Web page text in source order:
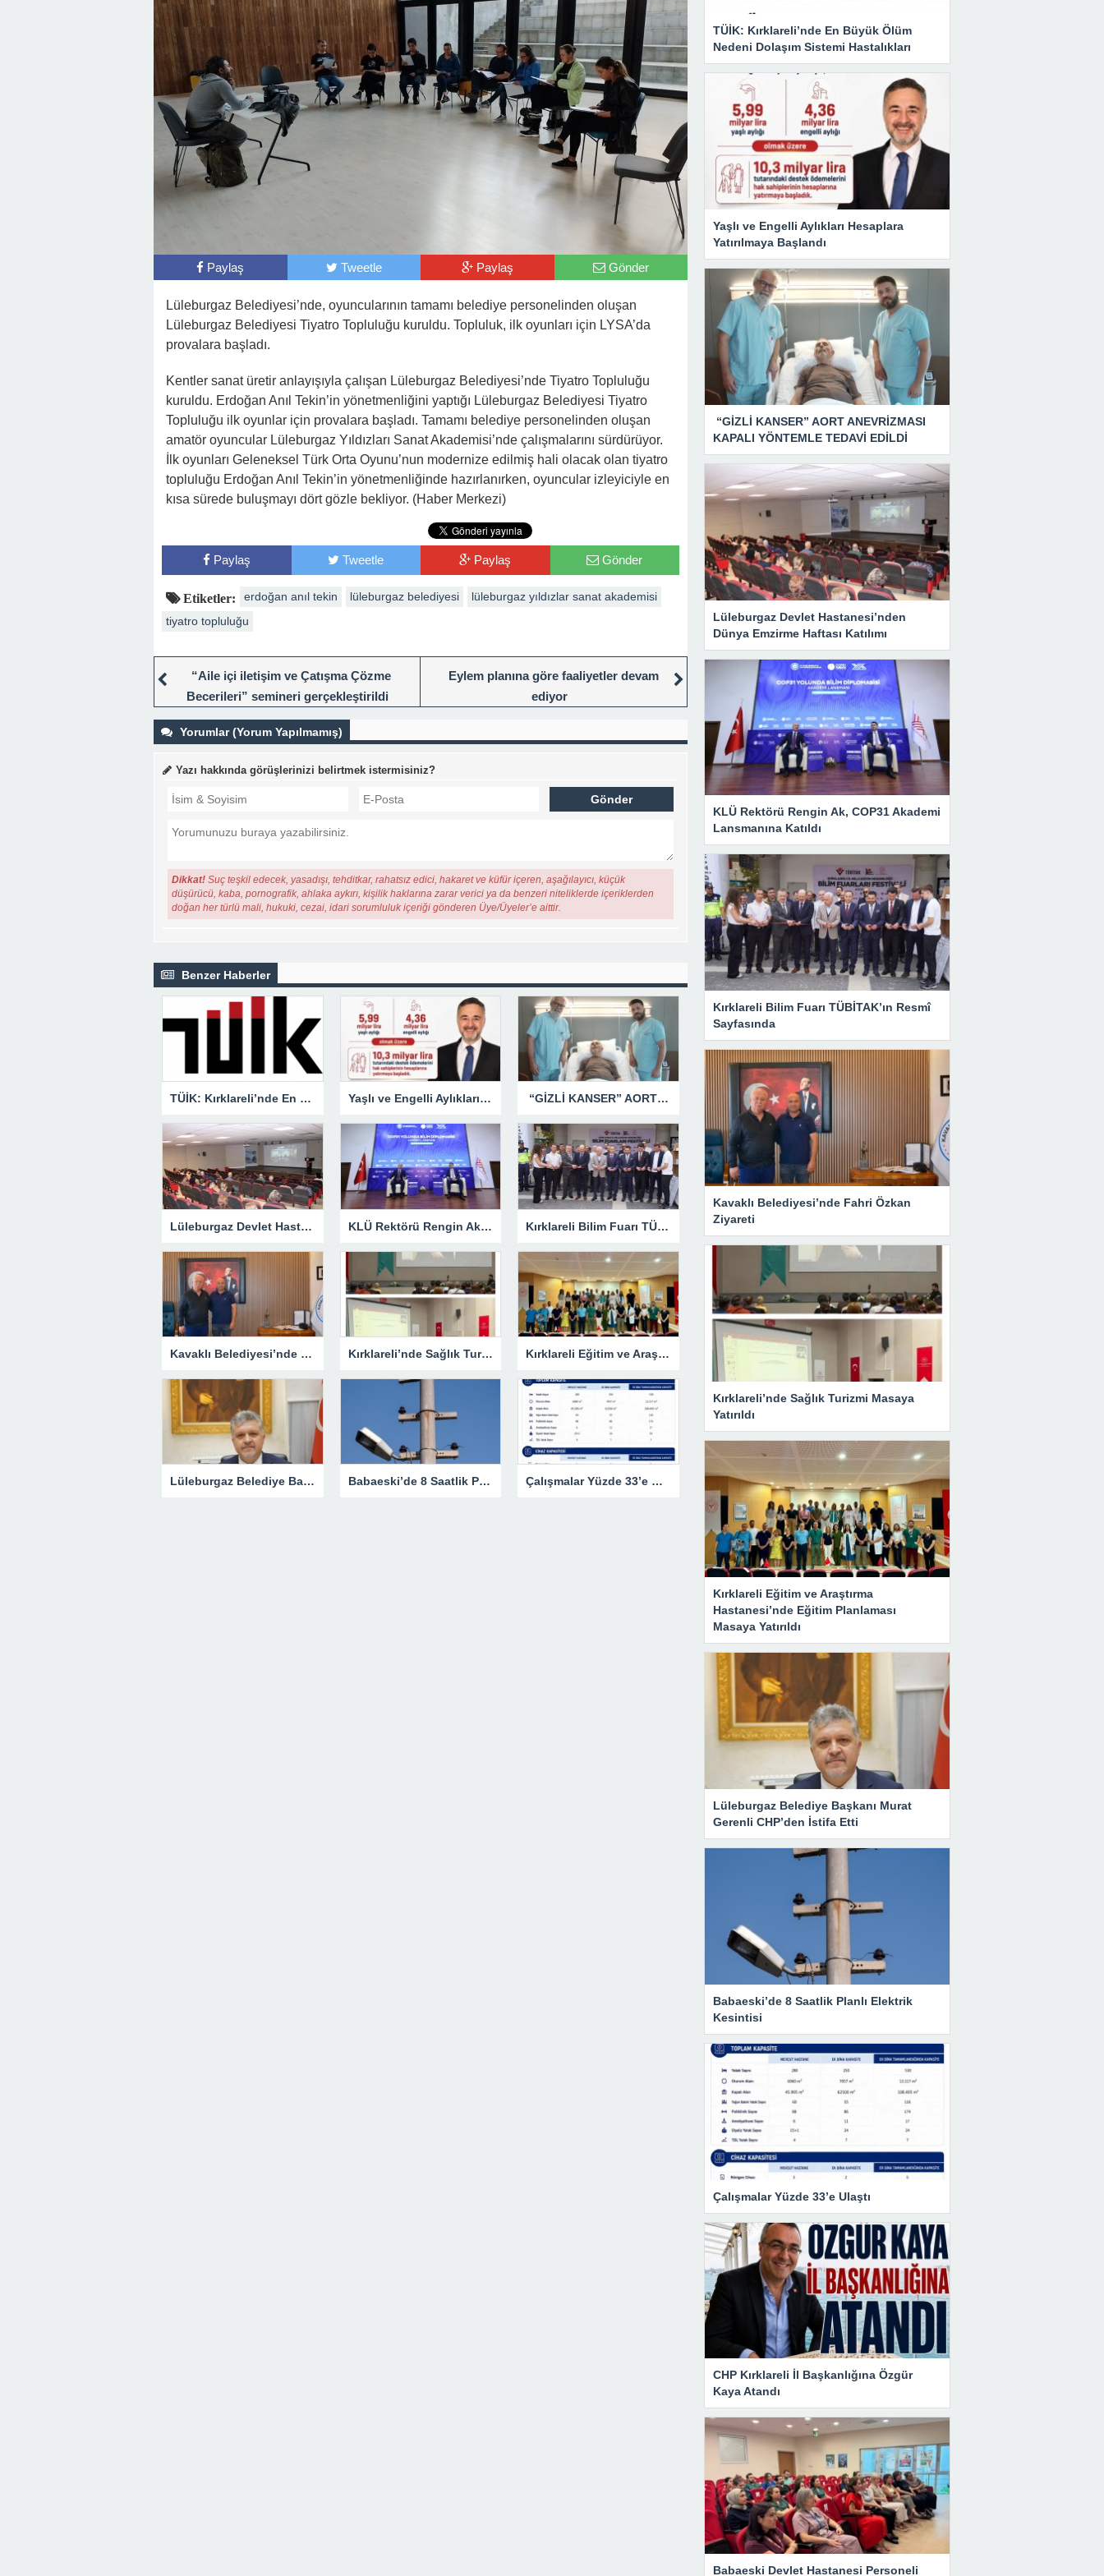
Paylaş Tweetle Paylaş Gönder
Lüleburgaz Belediyesi’nde, oyuncularının tamamı belediye personelinden oluşan
Lüleburgaz Belediyesi Tiyatro Topluluğu kuruldu. Topluluk, ilk oyunları için LYSA’da
provalara başladı.
Kentler sanat üretir anlayışıyla çalışan Lüleburgaz Belediyesi’nde Tiyatro Topluluğu
kuruldu. Erdoğan Anıl Tekin’in yönetmenliğini yaptığı Lüleburgaz Belediyesi Tiyatro
Topluluğu ilk oyunlar için provalara başladı. Tamamı belediye personelinden oluşan
amatör oyuncular Lüleburgaz Yıldızları Sanat Akademisi’nde çalışmalarını sürdürüyor.
İlk oyunları Geleneksel Türk Orta Oyunu’nun modernize edilmiş hali olacak olan tiyatro
topluluğu Erdoğan Anıl Tekin’in yönetmenliğinde hazırlanırken, oyuncular izleyiciyle en
kısa sürede buluşmayı dört gözle bekliyor. (Haber Merkezi)
Paylaş Tweetle Paylaş Gönder
Etiketler: erdoğan anıl tekin lüleburgaz belediyesi
lüleburgaz yıldızlar sanat akademisi
tiyatro topluluğu
“Aile içi iletişim ve Çatışma Çözme
Becerileri” semineri gerçekleştirildi
Eylem planına göre faaliyetler devam
ediyor
Yorumlar (Yorum Yapılmamış)
Yazı hakkında görüşlerinizi belirtmek istermisiniz?
Dikkat! Suç teşkil edecek, yasadışı, tehditkar, rahatsız edici, hakaret ve küfür içeren, aşağılayıcı, küçük
düşürücü, kaba, pornografik, ahlaka aykırı, kişilik haklarına zarar verici ya da benzeri niteliklerde içeriklerden
doğan her türlü mali, hukuki, cezai, idari sorumluluk içeriği gönderen Üye/Üyeler’e aittir.
Benzer Haberler
TÜİK: Kırklareli’nde En Büyük Ölüm Nedeni Dolaşım Sistemi Hastalıkları Yaşlı ve Engelli Aylıkları Hesaplara Yatırılmaya Başlandı “GİZLİ KANSER” AORT ANEVRİZMASI KAPALI YÖNTEMLE TEDAVİ EDİLDİ
Lüleburgaz Devlet Hastanesi’nden Dünya Emzirme Haftası Katılımı KLÜ Rektörü Rengin Ak, COP31 Akademi Lansmanına Katıldı Kırklareli Bilim Fuarı TÜBİTAK’ın Resmî Sayfasında
Kavaklı Belediyesi’nde Fahri Özkan Ziyareti Kırklareli’nde Sağlık Turizmi Masaya Yatırıldı Kırklareli Eğitim ve Araştırma Hastanesi’nde Eğitim Planlaması Masaya Yatırıldı
Lüleburgaz Belediye Başkanı Murat Gerenli CHP’den İstifa Etti Babaeski’de 8 Saatlik Planlı Elektrik Kesintisi Çalışmalar Yüzde 33’e Ulaştı
TÜİK: Kırklareli’nde En Büyük Ölüm
Nedeni Dolaşım Sistemi Hastalıkları
Yaşlı ve Engelli Aylıkları Hesaplara
Yatırılmaya Başlandı
“GİZLİ KANSER” AORT ANEVRİZMASI
KAPALI YÖNTEMLE TEDAVİ EDİLDİ
Lüleburgaz Devlet Hastanesi’nden
Dünya Emzirme Haftası Katılımı
KLÜ Rektörü Rengin Ak, COP31 Akademi
Lansmanına Katıldı
Kırklareli Bilim Fuarı TÜBİTAK’ın Resmî
Sayfasında
Kavaklı Belediyesi’nde Fahri Özkan
Ziyareti
Kırklareli’nde Sağlık Turizmi Masaya
Yatırıldı
Kırklareli Eğitim ve Araştırma
Hastanesi’nde Eğitim Planlaması
Masaya Yatırıldı
Lüleburgaz Belediye Başkanı Murat
Gerenli CHP’den İstifa Etti
Babaeski’de 8 Saatlik Planlı Elektrik
Kesintisi
Çalışmalar Yüzde 33’e Ulaştı
CHP Kırklareli İl Başkanlığına Özgür
Kaya Atandı
Babaeski Devlet Hastanesi Personeli